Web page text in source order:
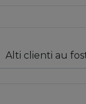
Alti clienti au